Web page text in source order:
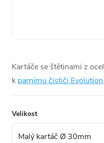
Kartáče se štětinami z
k parnímu čističi Evolution.
Velikost